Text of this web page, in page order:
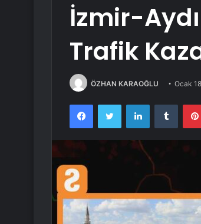
İzmir-
Trafik
ÖZHAN KARAOĞLU Ocak
FacebookTwitter LinkedIn